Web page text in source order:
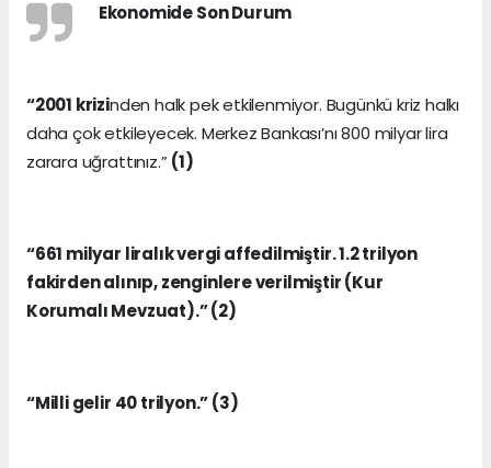
Ekonomide Son Durum
“2001 krizinden halk pek etkilenmiyor. Bugünkü kriz halkı
daha çok etkileyecek. Merkez Bankası’nı 800 milyar lira
zarara uğrattınız.” (1)
“661 milyar liralık vergi affedilmiştir. 1.2 trilyon
fakirden alınıp, zenginlere verilmiştir (Kur
Korumalı Mevzuat).” (2)
“Milli gelir 40 trilyon.” (3)